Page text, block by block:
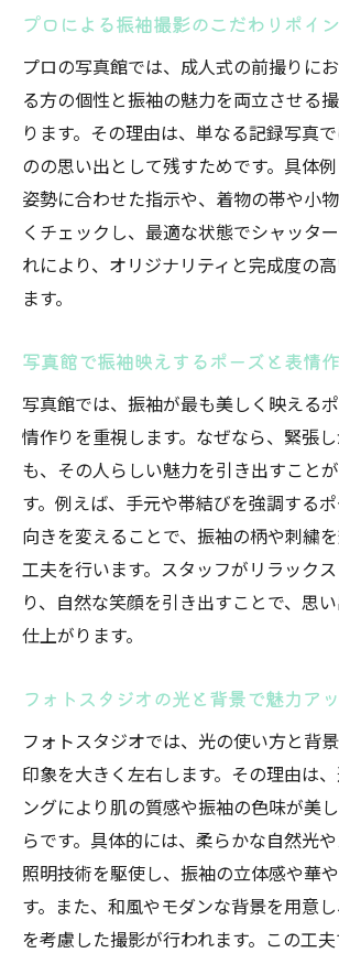
プロによる振袖撮影のこだわりポイ
プロの写真館では、成人式の前撮りに
る方の個性と振袖の魅力を両立させる
ります。その理由は、単なる記録写真
のの思い出として残すためです。具体
姿勢に合わせた指示や、着物の帯や小
くチェックし、最適な状態でシャッタ
れにより、オリジナリティと完成度の
ます。
写真館で振袖映えするポーズと表情
写真館では、振袖が最も美しく映える
情作りを重視します。なぜなら、緊張
も、その人らしい魅力を引き出すこと
す。例えば、手元や帯結びを強調する
向きを変えることで、振袖の柄や刺繍
工夫を行います。スタッフがリラック
り、自然な笑顔を引き出すことで、思
仕上がります。
フォトスタジオの光と背景で魅力ア
フォトスタジオでは、光の使い方と背
印象を大きく左右します。その理由は
ングにより肌の質感や振袖の色味が美
らです。具体的には、柔らかな自然光
照明技術を駆使し、振袖の立体感や華
す。また、和風やモダンな背景を用意
を考慮した撮影が行われます。この工